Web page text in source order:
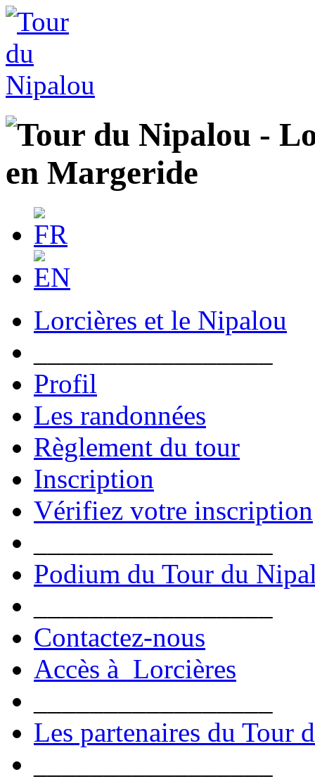
Lorcières et le Nipalou
Profil
Les randonnées
Règlement du tour
Inscription
Vérifiez votre inscription
Podium du Tour du
Contactez-nous
Accès à Lorcières
Les partenaires du Tour